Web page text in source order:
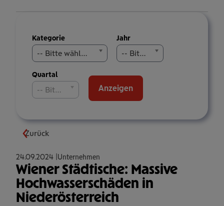
Meldungen
filtern
Kategorie
-- Bitte wählen Sie aus --
Jahr
-- Bitte wählen Sie aus --
Quartal
-- Bitte wählen Sie aus --
Anzeigen
Zurück
24.09.2024 Unternehmen
Wiener Städtische: Massive
Hochwasserschäden in
Niederösterreich